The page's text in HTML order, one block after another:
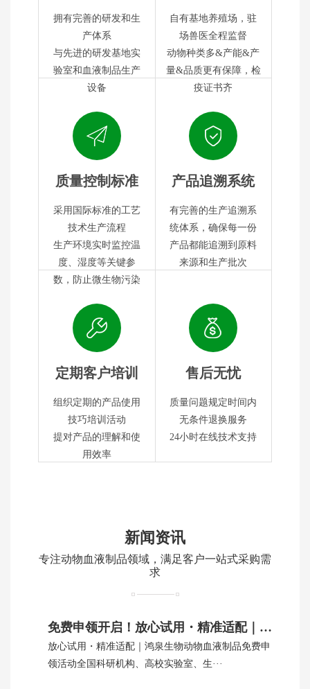
拥有完善的研发和生
产体系
与先进的研发基地实
验室和血液制品生产
设备
自有基地养殖场，驻
场兽医全程监督
动物种类多&产能&产
量&品质更有保障，检
疫证书齐
质量控制标准
采用国际标准的工艺
技术生产流程
生产环境实时监控温
度、湿度等关键参
数，防止微生物污染
产品追溯系统
有完善的生产追溯系
统体系，确保每一份
产品都能追溯到原料
来源和生产批次
定期客户培训
组织定期的产品使用
技巧培训活动
提对产品的理解和使
用效率
售后无忧
质量问题规定时间内
无条件退换服务
24小时在线技术支持
新闻资讯
专注动物血液制品领域，满足客户一站式采购需
求
免费申领开启！放心试用・精准适配｜鸿泉生物动物血制品
放心试用・精准适配｜鸿泉生物动物血液制品免费申
领活动全国科研机构、高校实验室、生···